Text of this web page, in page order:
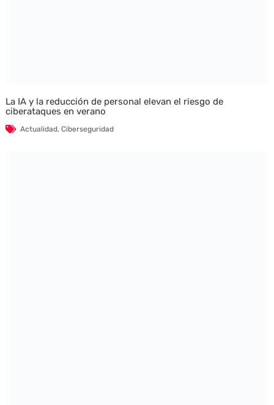
La IA y la reducción de personal elevan el riesgo de
ciberataques en verano
Actualidad, Ciberseguridad